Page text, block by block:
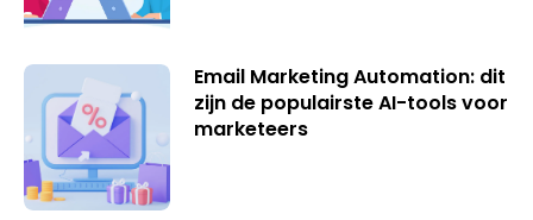
Email Marketing Automation: dit
zijn de populairste AI-tools voor
marketeers